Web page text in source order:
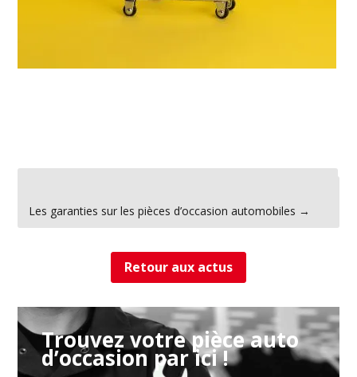
Les garanties sur les pièces d’occasion automobiles →
Retour aux actus
Trouvez votre pièce auto
d’occasion par ici !